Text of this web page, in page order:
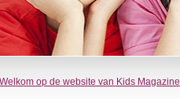
Welkom op de website van Kids Magazine